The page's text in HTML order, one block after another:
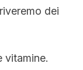
dei
vitamine.